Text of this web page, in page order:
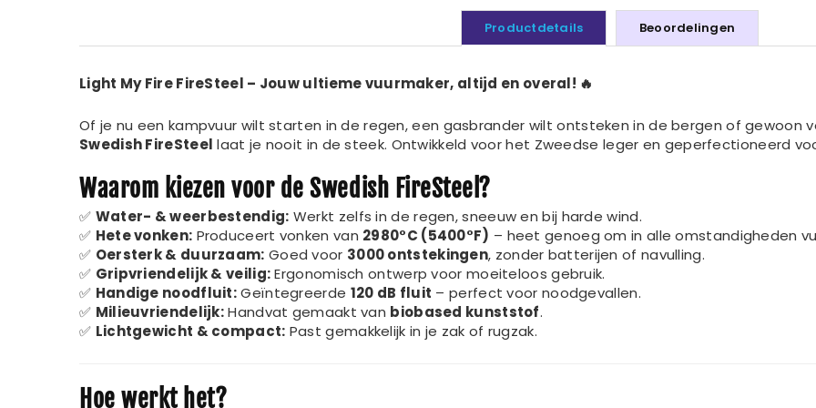
Productdetails Beoordelingen
Light My Fire FireSteel – Jouw ultieme vuurmaker, altijd en overal! 🔥
Of je nu een kampvuur wilt starten in de regen, een gasbrander wilt ontsteken in de bergen of gewoon
Swedish FireSteel laat je nooit in de steek. Ontwikkeld voor het Zweedse leger en geperfectioneerd
Waarom kiezen voor de Swedish FireSteel?
✅ Water- & weerbestendig: Werkt zelfs in de regen, sneeuw en bij harde wind.
✅ Hete vonken: Produceert vonken van 2980°C (5400°F) – heet genoeg om in alle omstandigheden
✅ Oersterk & duurzaam: Goed voor 3000 ontstekingen, zonder batterijen of navulling.
✅ Gripvriendelijk & veilig:Ergonomisch ontwerp voor moeiteloos gebruik.
✅ Handige noodfluit:Geïntegreerde 120 dB fluit – perfect voor noodgevallen.
✅ Milieuvriendelijk:Handvat gemaakt van biobased kunststof.
✅ Lichtgewicht & compact: Past gemakkelijk in je zak of rugzak.
Hoe werkt het?